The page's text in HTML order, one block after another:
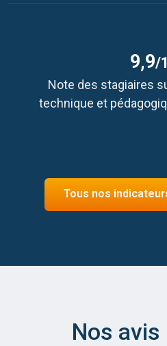
9,9/
Note des stagiaires
technique et
Tous nos
Nos avis